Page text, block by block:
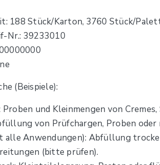
188 Stück/Karton, 3760 Stück/
Nr.: 39233010
(Beispiele):
und Kleinmengen von
von Prüfchargen, Proben
alle Anwendungen): Abfüllung
(bitte prüfen).